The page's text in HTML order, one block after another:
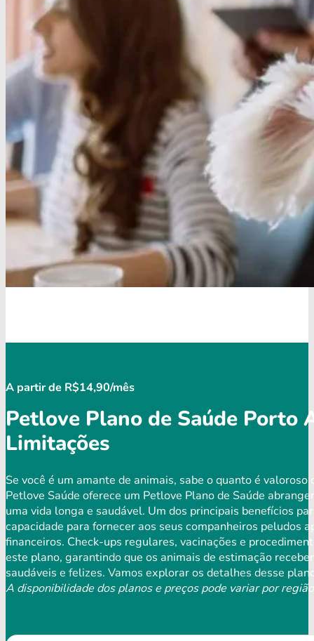
A partir de R$14,90/mês
Petlove Plano de Saúde Porto
Limitações
Se você é um amante de animais, sabe o quanto é
Petlove Saúde oferece um Petlove Plano de Saúde
uma vida longa e saudável. Um dos principais benefícios
capacidade para fornecer aos seus companheiros peludos
financeiros. Check-ups regulares, vacinações e
este plano, garantindo que os animais de estimação
saudáveis ​​e felizes. Vamos explorar os detalhes desse
A disponibilidade dos planos e preços pode variar por